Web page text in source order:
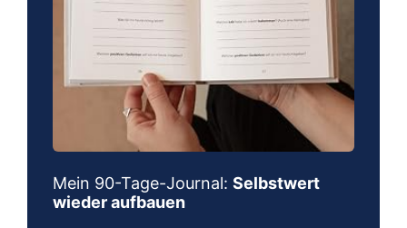
Mein 90-Tage-Journal: Selbstwert
wieder aufbauen